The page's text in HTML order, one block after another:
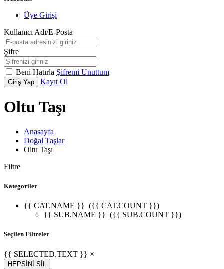
Üye Girişi
Kullanıcı Adı/E-Posta
Şifre
Beni Hatırla Şifremi Unuttum
Giriş Yap Kayıt Ol
Oltu Taşı
Anasayfa
Doğal Taşlar
Oltu Taşı
Filtre
Kategoriler
{{ CAT.NAME }} ({{ CAT.COUNT }})
{{ SUB.NAME }} ({{ SUB.COUNT }})
Seçilen Filtreler
{{ SELECTED.TEXT }} ×
HEPSİNİ SİL